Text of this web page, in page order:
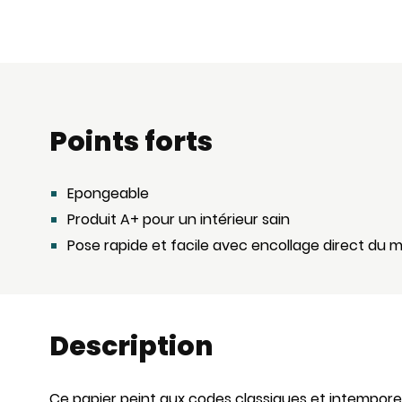
Points forts
Epongeable
Produit A+ pour un intérieur sain
Pose rapide et facile avec encollage direct du
Description